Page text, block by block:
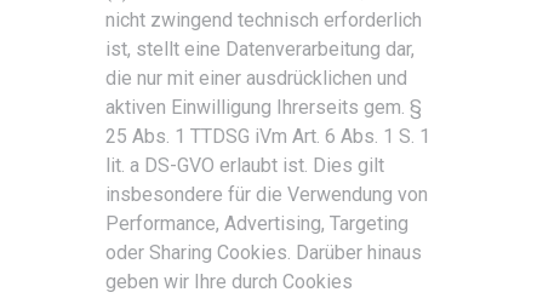
nicht zwingend technisch erforderlich
ist, stellt eine Datenverarbeitung dar,
die nur mit einer ausdrücklichen und
aktiven Einwilligung Ihrerseits gem. §
25 Abs. 1 TTDSG iVm Art. 6 Abs. 1 S. 1
lit. a DS-GVO erlaubt ist. Dies gilt
insbesondere für die Verwendung von
Performance, Advertising, Targeting
oder Sharing Cookies. Darüber hinaus
geben wir Ihre durch Cookies